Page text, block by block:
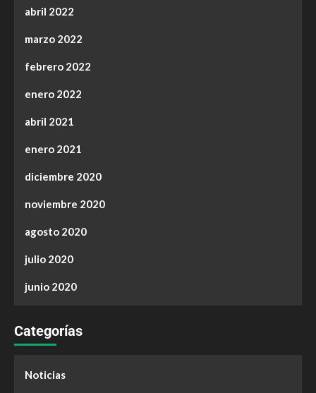
abril 2022
marzo 2022
febrero 2022
enero 2022
abril 2021
enero 2021
diciembre 2020
noviembre 2020
agosto 2020
julio 2020
junio 2020
Categorías
Noticias